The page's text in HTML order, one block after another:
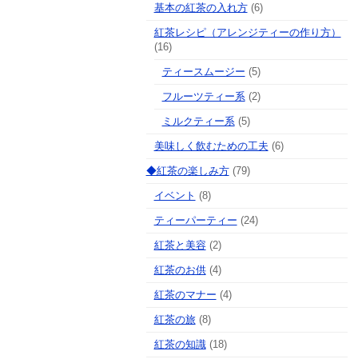
基本の紅茶の入れ方(6)
紅茶レシピ（アレンジティーの作り方）
(16)
ティースムージー (5)
フルーツティー系 (2)
ミルクティー系 (5)
美味しく飲むための工夫 (6)
◆紅茶の楽しみ方(79)
イベント (8)
ティーパーティー (24)
紅茶と美容(2)
紅茶のお供(4)
紅茶のマナー (4)
紅茶の旅(8)
紅茶の知識(18)